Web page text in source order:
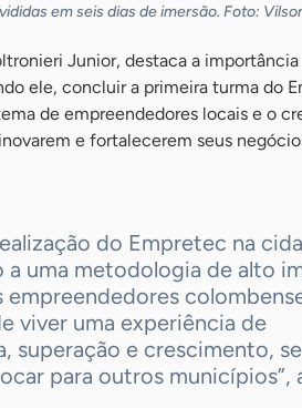
em seis dias de imersão. Foto:
Junior, destaca a
ele, concluir a primeira turma do
de empreendedores locais e o
e fortalecerem seus
do Empretec na
a uma metodologia de alto
viver uma experiência de
superação e crescimento,
para outros municípios”,